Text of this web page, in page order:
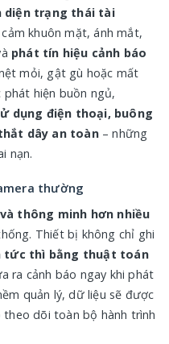
diện trạng thái tài
khuôn mặt, ánh mắt,
phát tín hiệu cảnh báo
mỏi, gật gù hoặc mất
hiện buồn ngủ,
dụng điện thoại, buông
dây an toàn– những
nạn.
thường
thông minh hơn nhiều
Thiết bị không chỉ ghi
tức thì bằng thuật toán
ra cảnh báo ngay khi phát
quản lý, dữ liệu sẽ được
dõi toàn bộ hành trình